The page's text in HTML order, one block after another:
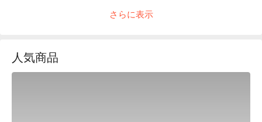
相互輝映，彷彿置身於一個隱藏的秘密基地，充滿著探索的樂
在這樣的氛圍中，婪、怒、貪以及芝麻奶酪成為提升用餐體驗
的完美催化劑。這些精選項目引領著賓客進入一場味覺的探
さらに表示
人気商品